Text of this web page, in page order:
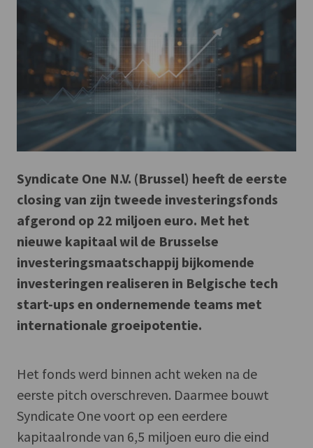
Syndicate One N.V. (Brussel) heeft de eerste
closing van zijn tweede investeringsfonds
afgerond op 22 miljoen euro. Met het
nieuwe kapitaal wil de Brusselse
investeringsmaatschappij bijkomende
investeringen realiseren in Belgische tech
start-ups en ondernemende teams met
internationale groeipotentie.
Het fonds werd binnen acht weken na de
eerste pitch overschreven. Daarmee bouwt
Syndicate One voort op een eerdere
kapitaalronde van 6,5 miljoen euro die eind